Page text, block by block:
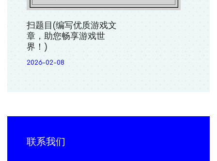
扫题目(编写优质游戏文
章，助您畅享游戏世
界！)
2026-02-08
联系我们